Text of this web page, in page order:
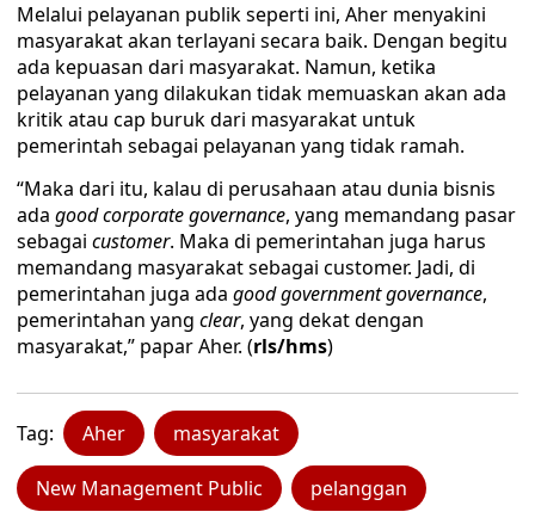
Melalui pelayanan publik seperti ini, Aher menyakini
masyarakat akan terlayani secara baik. Dengan begitu
ada kepuasan dari masyarakat. Namun, ketika
pelayanan yang dilakukan tidak memuaskan akan ada
kritik atau cap buruk dari masyarakat untuk
pemerintah sebagai pelayanan yang tidak ramah.
“Maka dari itu, kalau di perusahaan atau dunia bisnis
ada good corporate governance, yang memandang pasar
sebagai customer. Maka di pemerintahan juga harus
memandang masyarakat sebagai customer. Jadi, di
pemerintahan juga ada good government governance,
pemerintahan yang clear, yang dekat dengan
masyarakat,” papar Aher. (rls/hms)
Tag: Aher masyarakat
New Management Public pelanggan